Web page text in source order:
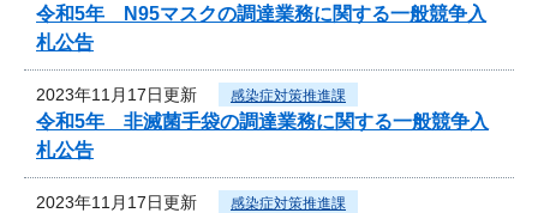
令和5年 N95マスクの調達業務に関する一般競争入
札公告
2023年11月17日更新 感染症対策推進課
令和5年 非滅菌手袋の調達業務に関する一般競争入
札公告
2023年11月17日更新 感染症対策推進課